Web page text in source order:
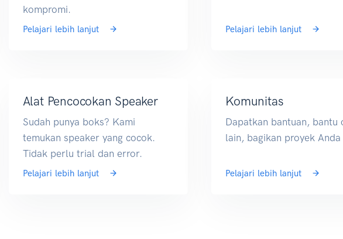
kompromi.
Pelajari lebih lanjut Pelajari lebih lanjut
Alat Pencocokan Speaker
Sudah punya boks? Kami
temukan speaker yang cocok.
Tidak perlu trial dan error.
Pelajari lebih lanjut
Komunitas
Dapatkan bantuan, bantu
lain, bagikan proyek Anda
Pelajari lebih lanjut